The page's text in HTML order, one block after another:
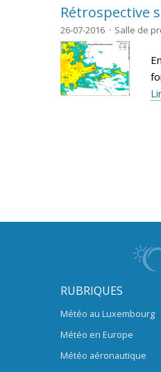
Rétrospective
26-07-2016 Salle de
RUBRIQUES
Météo au Luxembourg
Météo en Europe
Météo aéronautique